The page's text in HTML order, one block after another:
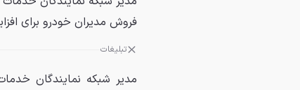
فروش مدیران خودرو برای افزایش ۵۰ نمایندگی خدمات جدید
تبلیغات
مدیر شبکه نمایندگان